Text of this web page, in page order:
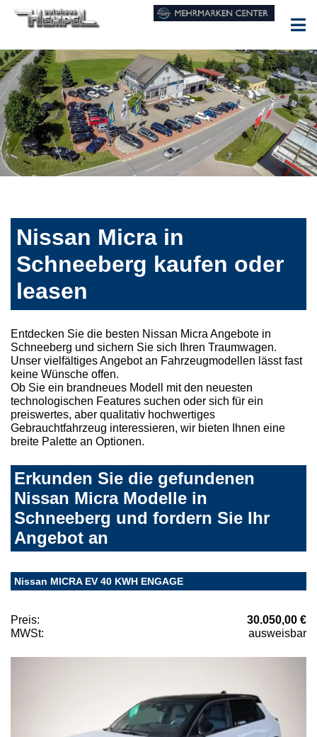
Nissan Micra in
Schneeberg kaufen oder
leasen
Entdecken Sie die besten Nissan Micra Angebote in
Schneeberg und sichern Sie sich Ihren Traumwagen.
Unser vielfältiges Angebot an Fahrzeugmodellen lässt fast
keine Wünsche offen.
Ob Sie ein brandneues Modell mit den neuesten
technologischen Features suchen oder sich für ein
preiswertes, aber qualitativ hochwertiges
Gebrauchtfahrzeug interessieren, wir bieten Ihnen eine
breite Palette an Optionen.
Erkunden Sie die gefundenen
Nissan Micra Modelle in
Schneeberg und fordern Sie Ihr
Angebot an
Nissan MICRA EV 40 KWH ENGAGE
Preis:
30.050,00 €
MWSt:
ausweisbar